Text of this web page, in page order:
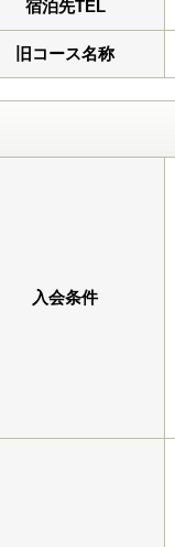
宿泊先TEL
旧コース名称
入会条件